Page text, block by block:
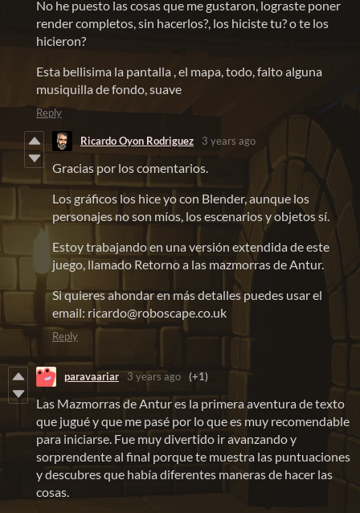
No he puesto las cosas que me gustaron, lograste poner
render completos, sin hacerlos?, los hiciste tu? o te los
hicieron?
Esta bellisima la pantalla , el mapa, todo, falto alguna
musiquilla de fondo, suave
Reply
Ricardo Oyon Rodriguez 3 years ago
Gracias por los comentarios.
Los gráficos los hice yo con Blender, aunque los
personajes no son míos, los escenarios y objetos sí.
Estoy trabajando en una versión extendida de este
juego, llamado Retorno a las mazmorras de Antur.
Si quieres ahondar en más detalles puedes usar el
email: ricardo@roboscape.co.uk
Reply
paravaariar 3 years ago (+1)
Las Mazmorras de Antur es la primera aventura de texto
que jugué y que me pasé por lo que es muy recomendable
para iniciarse. Fue muy divertido ir avanzando y
sorprendente al final porque te muestra las puntuaciones
y descubres que había diferentes maneras de hacer las
cosas.